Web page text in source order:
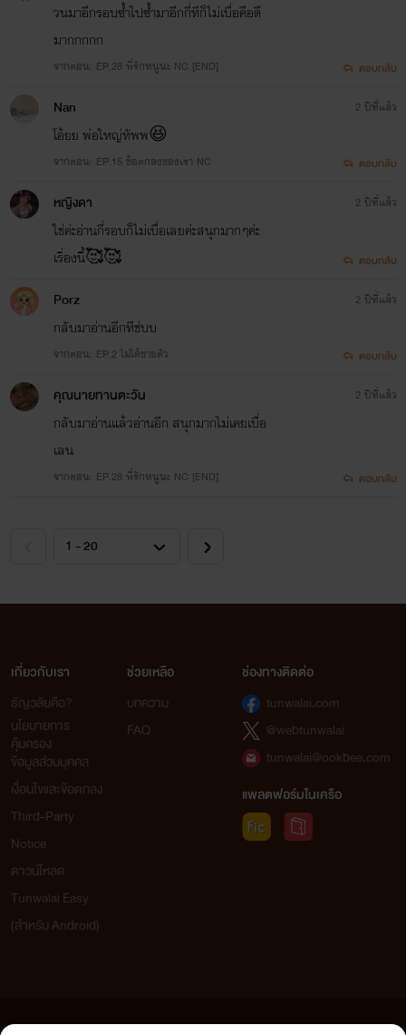
วนมาอีกรอบซ้ำไปซ้ำมาอีกกี่ทีก็ไม่เบื่อคือดี
มากกกกก
จากตอน: EP.28 พี่รักหนูนะ NC [END] ตอบกลับ
Nan
โอ้ยย พ่อใหญ่ทัพพ😆
จากตอน: EP.15 ข้อตกลงของเรา NC
2 ปีที่แล้ว
ตอบกลับ
หญิงดา
ใช่ค่ะอ่านกี่รอบก็ไม่เบื่อเลยค่ะสนุกมากๆค่ะ
เรื่องนี้🥰🥰
2 ปีที่แล้ว
ตอบกลับ
Porz
กลับมาอ่านอีกทีช่บบ
จากตอน: EP.2 ไม่ได้ขายตัว
2 ปีที่แล้ว
ตอบกลับ
คุณนายทานตะวัน
กลับมาอ่านแล้วอ่านอีก สนุกมากไม่เคยเบื่อ
เลน
จากตอน: EP.28 พี่รักหนูนะ NC [END]
2 ปีที่แล้ว
ตอบกลับ
เกี่ยวกับเรา
ธัญวลัยคือ?
นโยบายการ
คุ้มครอง
ข้อมูลส่วนบุคคล
เงื่อนไขและข้อตกลง
Third-Party
Notice
ดาวน์โหลด
Tunwalai Easy
(สำหรับ Android)
ช่วยเหลือ
บทความ
FAQ
ช่องทางติดต่อ
tunwalai.com
@webtunwalai
tunwalai@ookbee.com
แพลตฟอร์มในเครือ